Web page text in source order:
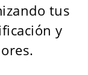
tus
y